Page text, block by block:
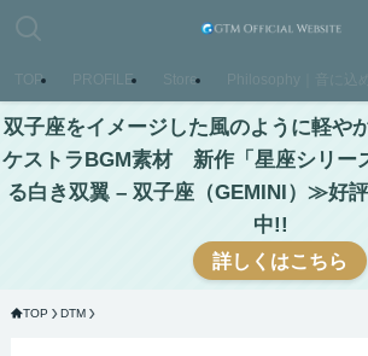
TOP PROFILE Store Philosophy｜音に込
双子座をイメージした風のように軽や
ケストラBGM素材 新作「星座シリー
る白き双翼 – 双子座（GEMINI）≫好
中!!
詳しくはこちら
TOP DTM